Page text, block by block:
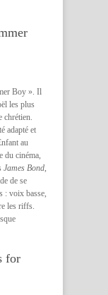
Boy ». Il
les plus
chrétien.
adapté et
au
du cinéma,
James Bond,
de se
: voix basse,
les riffs.
for